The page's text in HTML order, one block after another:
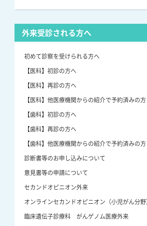
外来受診される方へ
初めて診察を受けられる方へ
【医科】初診の方へ
【医科】再診の方へ
【医科】他医療機関からの紹介で予約済みの方
【歯科】初診の方へ
【歯科】再診の方へ
【歯科】他医療機関からの紹介で予約済みの方
診断書等のお申し込みについて
意見書等の申請について
セカンドオピニオン外来
オンラインセカンドオピニオン（小児がん分野
臨床遺伝子診療科 がんゲノム医療外来